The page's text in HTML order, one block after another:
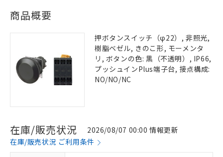
商品概要
押ボタンスイッチ（φ22）, 非照光,
樹脂ベゼル, きのこ形, モーメンタ
リ, ボタンの色: 黒（不透明）, IP66,
プッシュインPlus端子台, 接点構成:
NO/NO/NC
在庫/販売状況
2026/08/07 00:00 情報更新
在庫/販売状況 ご利用条件